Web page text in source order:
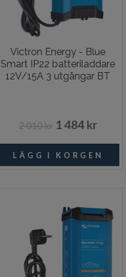
Victron Energy - Blue
Smart IP22 batteriladdare
12V/15A 3 utgångar BT
2 010 kr 1 484 kr